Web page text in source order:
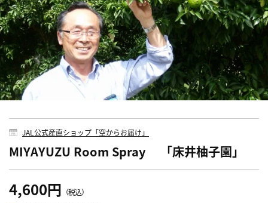
JAL公式産直ショップ「空からお届け」
MIYAYUZU Room Spray 「床井柚子園」
4,600円 （税込）